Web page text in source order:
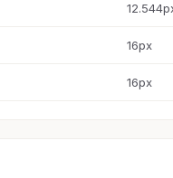
16px
16px